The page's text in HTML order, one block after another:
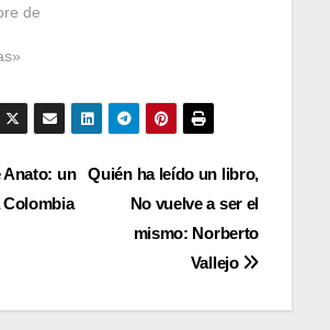
de
Quién ha leído un libro,
No vuelve a ser el
mismo: Norberto
Vallejo
Anato: un